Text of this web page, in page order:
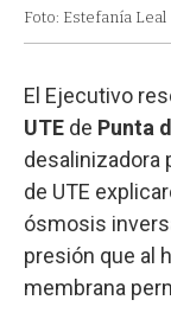
Foto: Estefanía Leal
El Ejecutivo
UTE de Punta
desalinizadora
de UTE
ósmosis
presión que al
membrana